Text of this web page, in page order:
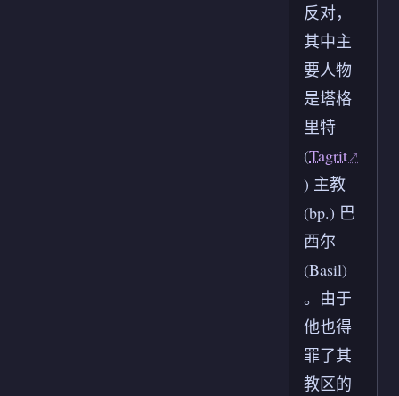
反对，
其中主
要人物
是塔格
里特
(Tagrit
) 主教
(bp.) 巴
西尔
(Basil)
。由于
他也得
罪了其
教区的